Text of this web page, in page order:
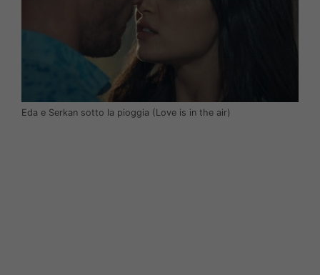
Eda e Serkan sotto la pioggia (Love is in the air)